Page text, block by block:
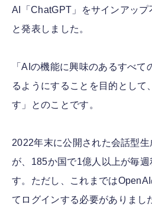
AI「ChatGPT」をサインアップ
と発表しました。
「AIの機能に興味のあるすべて
るようにすることを目的として
す」とのことです。
2022年末に公開された会話型
が、185か国で1億人以上が毎
す。ただし、これまでは
てログインする必要がありまし